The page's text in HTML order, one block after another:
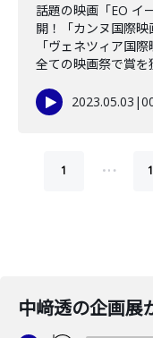
話題の映画「EO イ
開！「カンヌ国際映
「ヴェネツィア国
全ての映画祭で賞を
2023.05.03 |
1 …